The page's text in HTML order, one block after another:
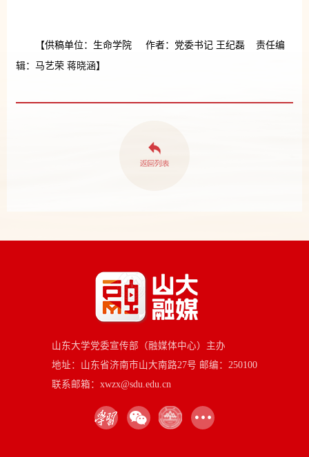
【供稿单位：生命学院 作者：党委书记 王纪磊 责任编
辑：马艺荣 蒋晓涵】
山东大学党委宣传部（融媒体中心）主办
地址：山东省济南市山大南路27号 邮编：250100
联系邮箱：xwzx@sdu.edu.cn